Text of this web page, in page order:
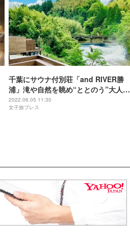
千葉にサウナ付別荘「and RIVER勝
浦」滝や自然を眺め“ととのう”大人の
隠れ家
2022.06.05 11:30
女子旅プレス